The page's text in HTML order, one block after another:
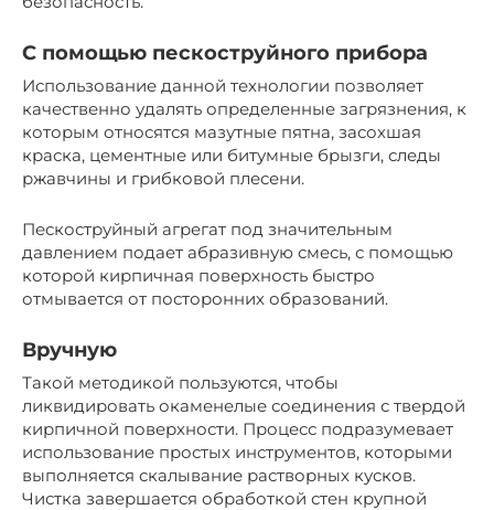
С помощью пескоструйного прибора
Использование данной технологии позволяет
качественно удалять определенные загрязнения, к
которым относятся мазутные пятна, засохшая
краска, цементные или битумные брызги, следы
ржавчины и грибковой плесени.
Пескоструйный агрегат под значительным
давлением подает абразивную смесь, с помощью
которой кирпичная поверхность быстро
отмывается от посторонних образований.
Вручную
Такой методикой пользуются, чтобы
ликвидировать окаменелые соединения с твердой
кирпичной поверхности. Процесс подразумевает
использование простых инструментов, которыми
выполняется скалывание растворных кусков.
Чистка завершается обработкой стен крупной